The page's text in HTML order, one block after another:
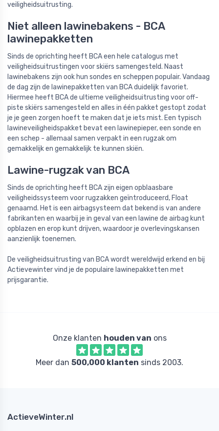
veiligheidsuitrusting.
Niet alleen lawinebakens - BCA
lawinepakketten
Sinds de oprichting heeft BCA een hele catalogus met
veiligheidsuitrustingen voor skiërs samengesteld. Naast
lawinebakens zijn ook hun sondes en scheppen populair. Vandaag
de dag zijn de lawinepakketten van BCA duidelijk favoriet.
Hiermee heeft BCA de ultieme veiligheidsuitrusting voor off-
piste skiërs samengesteld en alles in één pakket gestopt zodat
je je geen zorgen hoeft te maken dat je iets mist. Een typisch
lawineveiligheidspakket bevat een lawinepieper, een sonde en
een schep - allemaal samen verpakt in een rugzak om
gemakkelijk en gemakkelijk te kunnen skiën.
Lawine-rugzak van BCA
Sinds de oprichting heeft BCA zijn eigen opblaasbare
veiligheidssysteem voor rugzakken geïntroduceerd, Float
genaamd. Het is een airbagsysteem dat bekend is van andere
fabrikanten en waarbij je in geval van een lawine de airbag kunt
opblazen en erop kunt drijven, waardoor je overlevingskansen
aanzienlijk toenemen.
De veiligheidsuitrusting van BCA wordt wereldwijd erkend en bij
Actievewinter vind je de populaire lawinepakketten met
prijsgarantie.
Onze klanten houden van ons
Meer dan 500,000 klanten sinds 2003.
ActieveWinter.nl